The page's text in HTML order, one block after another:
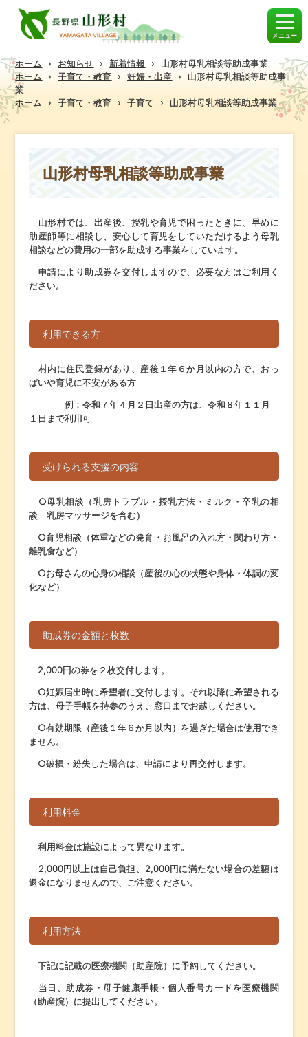
メニュー
ホーム › お知らせ › 新着情報 ›
山形村母乳相談等助成事業
ホーム
› 子育て・教育 › 妊娠・出産 ›
山形村母乳相談等助成事
業
ホーム
› 子育て・教育 › 子育て › 山形村母乳相談等助成事業
山形村母乳相談等助成事業
山形村では、出産後、授乳や育児で困ったときに、早めに
助産師等に相談し、安心して育児をしていただけるよう母乳
相談などの費用の一部を助成する事業をしています。
申請により助成券を交付しますので、必要な方はご利用く
ださい。
利用できる方
村内に住民登録があり、産後１年６か月以内の方で、おっ
ぱいや育児に不安がある方
例：令和７年４月２日出産の方は、令和８年１１月
１日まで利用可
受けられる支援の内容
○母乳相談（乳房トラブル・授乳方法・ミルク・卒乳の相
談 乳房マッサージを含む）
○育児相談（体重などの発育・お風呂の入れ方・関わり方・
離乳食など）
○お母さんの心身の相談（産後の心の状態や身体・体調の変
化など）
助成券の金額と枚数
2,000円の券を２枚交付します。
○妊娠届出時に希望者に交付します。それ以降に希望される
方は、母子手帳を持参のうえ、窓口までお越しください。
○有効期限（産後１年６か月以内）を過ぎた場合は使用でき
ません。
○破損・紛失した場合は、申請により再交付します。
利用料金
利用料金は施設によって異なります。
2,000円以上は自己負担、2,000円に満たない場合の差額は
返金になりませんので、ご注意ください。
利用方法
下記に記載の医療機関（助産院）に予約してください。
当日、助成券・母子健康手帳・個人番号カードを医療機関
（助産院）に提出してください。